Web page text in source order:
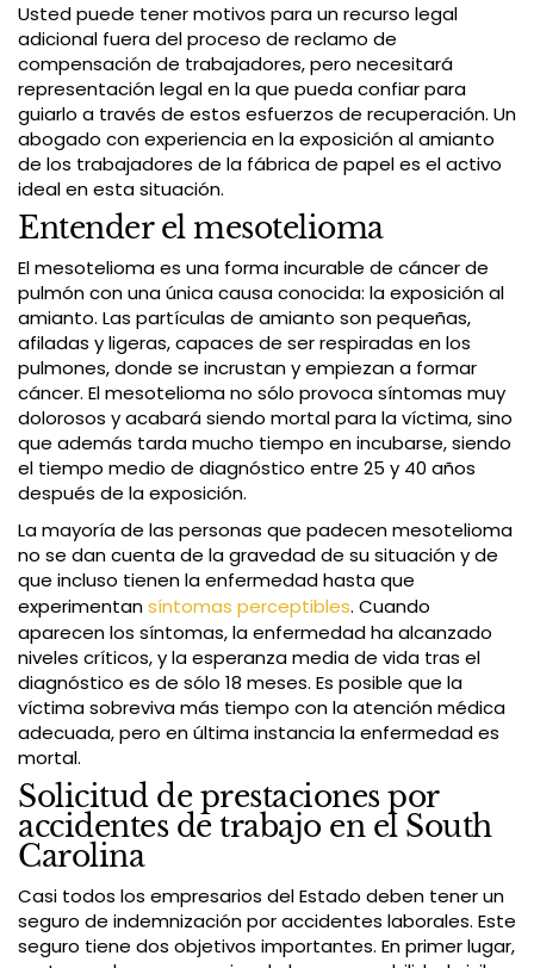
Usted puede tener motivos para un recurso legal
adicional fuera del proceso de reclamo de
compensación de trabajadores, pero necesitará
representación legal en la que pueda confiar para
guiarlo a través de estos esfuerzos de recuperación. Un
abogado con experiencia en la exposición al amianto
de los trabajadores de la fábrica de papel es el activo
ideal en esta situación.
Entender el mesotelioma
El mesotelioma es una forma incurable de cáncer de
pulmón con una única causa conocida: la exposición al
amianto. Las partículas de amianto son pequeñas,
afiladas y ligeras, capaces de ser respiradas en los
pulmones, donde se incrustan y empiezan a formar
cáncer. El mesotelioma no sólo provoca síntomas muy
dolorosos y acabará siendo mortal para la víctima, sino
que además tarda mucho tiempo en incubarse, siendo
el tiempo medio de diagnóstico entre 25 y 40 años
después de la exposición.
La mayoría de las personas que padecen mesotelioma
no se dan cuenta de la gravedad de su situación y de
que incluso tienen la enfermedad hasta que
experimentansíntomas perceptibles. Cuando
aparecen los síntomas, la enfermedad ha alcanzado
niveles críticos, y la esperanza media de vida tras el
diagnóstico es de sólo 18 meses. Es posible que la
víctima sobreviva más tiempo con la atención médica
adecuada, pero en última instancia la enfermedad es
mortal.
Solicitud de prestaciones por
accidentes de trabajo en el South
Carolina
Casi todos los empresarios del Estado deben tener un
seguro de indemnización por accidentes laborales. Este
seguro tiene dos objetivos importantes. En primer lugar,